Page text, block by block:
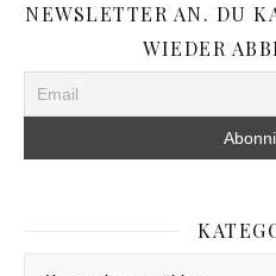
NEWSLETTER AN. DU
WIEDER